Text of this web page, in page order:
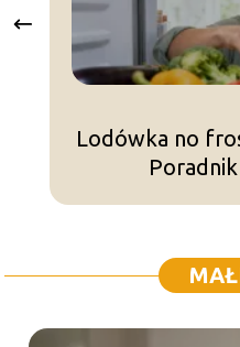
Lodówka no